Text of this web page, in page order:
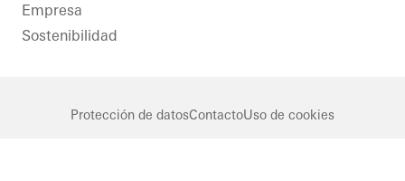
Empresa
Sostenibilidad
Protección de datosContactoUso de cookies